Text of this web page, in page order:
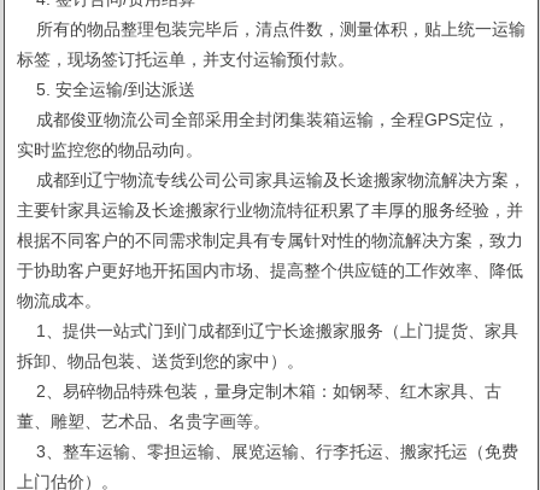
所有的物品整理包装完毕后，清点件数，测量体积，贴上统一运输
标签，现场签订托运单，并支付运输预付款。
5. 安全运输/到达派送
成都俊亚物流公司全部采用全封闭集装箱运输，全程GPS定位，
实时监控您的物品动向。
成都到辽宁物流专线公司公司家具运输及长途搬家物流解决方案，
主要针家具运输及长途搬家行业物流特征积累了丰厚的服务经验，并
根据不同客户的不同需求制定具有专属针对性的物流解决方案，致力
于协助客户更好地开拓国内市场、提高整个供应链的工作效率、降低
物流成本。
1、提供一站式门到门成都到辽宁长途搬家服务（上门提货、家具
拆卸、物品包装、送货到您的家中）。
2、易碎物品特殊包装，量身定制木箱：如钢琴、红木家具、古
董、雕塑、艺术品、名贵字画等。
3、整车运输、零担运输、展览运输、行李托运、搬家托运（免费
上门估价）。